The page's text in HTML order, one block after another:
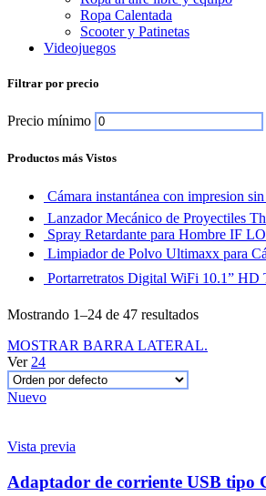
Ropa Calentada
Scooter y Patinetas
Videojuegos
Filtrar por precio
Precio mínimo
Productos más Vistos
Cámara instantánea con impresion
Lanzador Mecánico de Proyectiles
Spray Retardante para Hombre IF
Limpiador de Polvo Ultimaxx para
Portarretratos Digital WiFi 10.1”
Mostrando 1–24 de 47 resultados
MOSTRAR BARRA LATERAL.
Ver 24
Nuevo
Vista previa
Adaptador de corriente USB tipo